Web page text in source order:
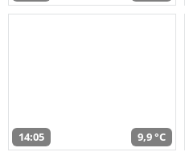
14:05 9,9 °C